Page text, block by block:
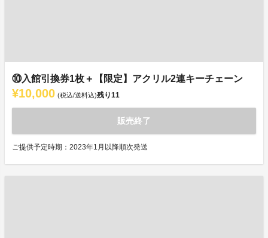
⑩入館引換券1枚＋【限定】アクリル2連キーチェーン
¥10,000 (税込/送料込)残り11
販売終了
ご提供予定時期：2023年1月以降順次発送